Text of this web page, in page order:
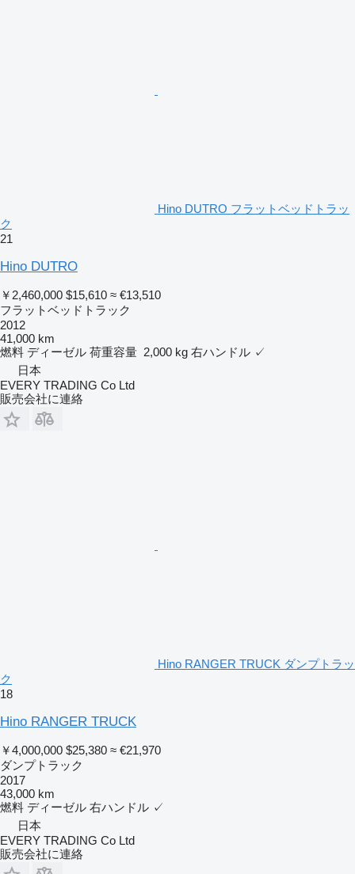
Hino DUTRO フラットベッドトラッ
ク
21
Hino DUTRO
￥2,460,000 $15,610 ≈ €13,510
フラットベッドトラック
2012
41,000 km
燃料 ディーゼル 荷重容量 2,000 kg 右ハンドル ✓
日本
EVERY TRADING Co Ltd
販売会社に連絡
Hino RANGER TRUCK ダンプトラッ
ク
18
Hino RANGER TRUCK
￥4,000,000 $25,380 ≈ €21,970
ダンプトラック
2017
43,000 km
燃料 ディーゼル 右ハンドル ✓
日本
EVERY TRADING Co Ltd
販売会社に連絡